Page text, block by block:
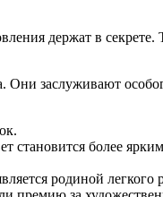
держат в секрете.
заслуживают
становится более
родиной легкого